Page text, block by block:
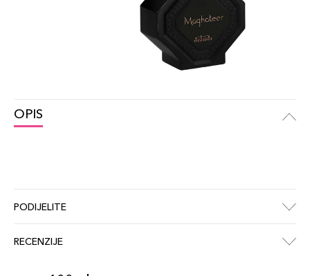
OPIS
PODIJELITE
RECENZIJE